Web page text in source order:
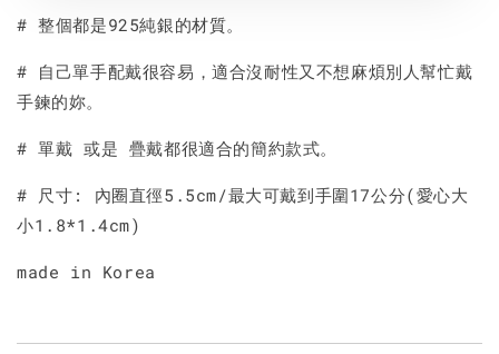
# 整個都是925純銀的材質。
# 自己單手配戴很容易，適合沒耐性又不想麻煩別人幫忙戴
手鍊的妳。
# 單戴 或是 疊戴都很適合的簡約款式。
# 尺寸: 內圈直徑5.5cm/最大可戴到手圍17公分(愛心大
小1.8*1.4cm)
made in Korea